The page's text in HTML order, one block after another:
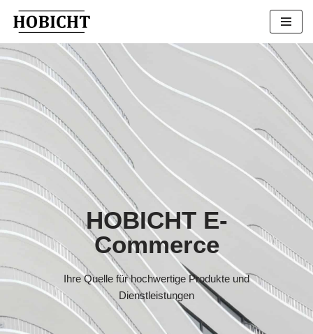
Inhalt
springen
HOBICHT E-
Commerce
Ihre Quelle für hochwertige Produkte und
Dienstleistungen